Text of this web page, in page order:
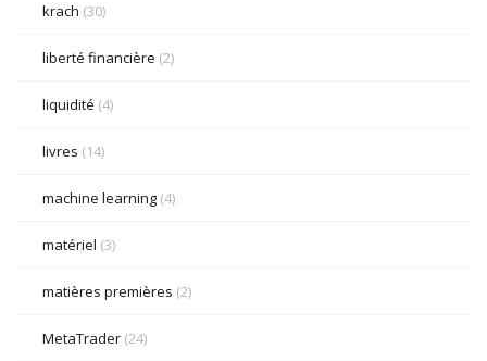
krach (30)
liberté financière (2)
liquidité (4)
livres (14)
machine learning (4)
matériel (3)
matières premières (2)
MetaTrader (24)